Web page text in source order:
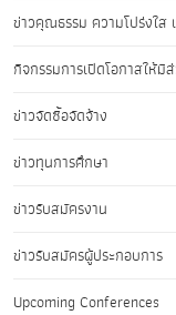
ข่าวคุณธรรม ความโปร่งใ
กิจกรรมการเปิดโอกาสให้มี
ข่าวจัดซื้อจัดจ้าง
ข่าวทุนการศึกษา
ข่าวรับสมัครงาน
ข่าวรับสมัครผู้ประกอบการ
Upcoming Conferences